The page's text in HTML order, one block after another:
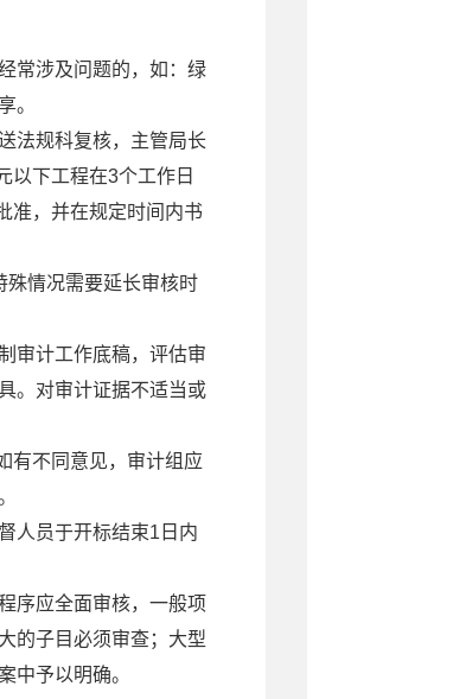
常涉及问题的，如：绿
。
法规科复核，主管局长
以下工程在3个工作日
准，并在规定时间内书
殊情况需要延长审核时
审计工作底稿，评估审
。对审计证据不适当或
有不同意见，审计组应
人员于开标结束1日内
序应全面审核，一般项
的子目必须审查；大型
中予以明确。